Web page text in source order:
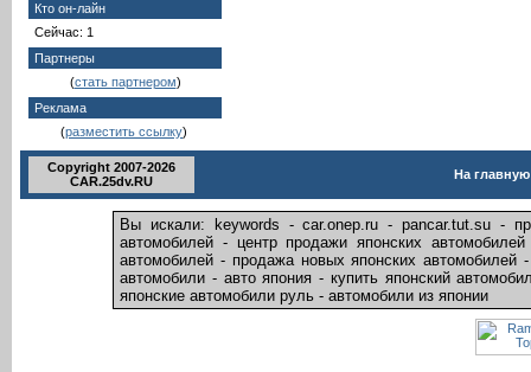
Кто он-лайн
Сейчас: 1
Партнеры
(стать партнером)
Реклама
(разместить ссылку)
Copyright 2007-2026
CAR.25dv.RU
На главную
Вы искали: keywords - car.onep.ru - pancar.tut.su -
автомобилей - центр продажи японских
автомобилей - продажа новых японских автомобилей
автомобили - авто япония - купить японский
японские автомобили руль - автомобили из японии